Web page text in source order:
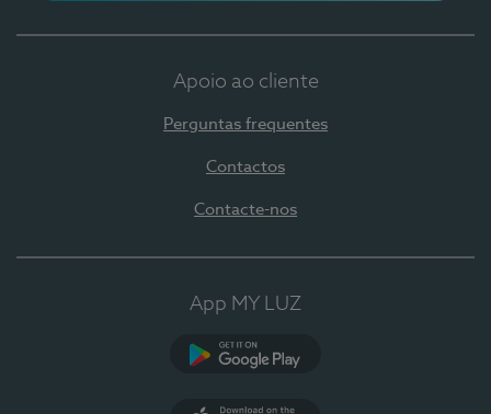
Apoio ao cliente
Perguntas frequentes
Contactos
Contacte-nos
App MY LUZ